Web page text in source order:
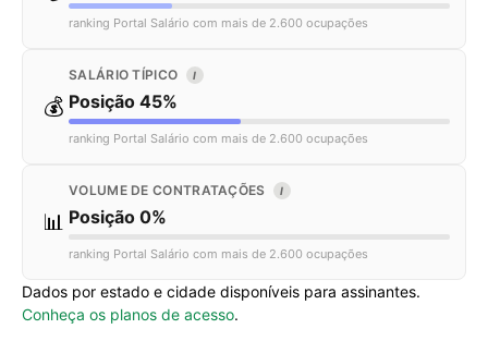
ranking Portal Salário com mais de 2.600 ocupações
💰
SALÁRIO TÍPICO I
Posição 45%
ranking Portal Salário com mais de 2.600 ocupações
📊
VOLUME DE CONTRATAÇÕES I
Posição 0%
ranking Portal Salário com mais de 2.600 ocupações
Dados por estado e cidade disponíveis para assinantes.
Conheça os planos de acesso.